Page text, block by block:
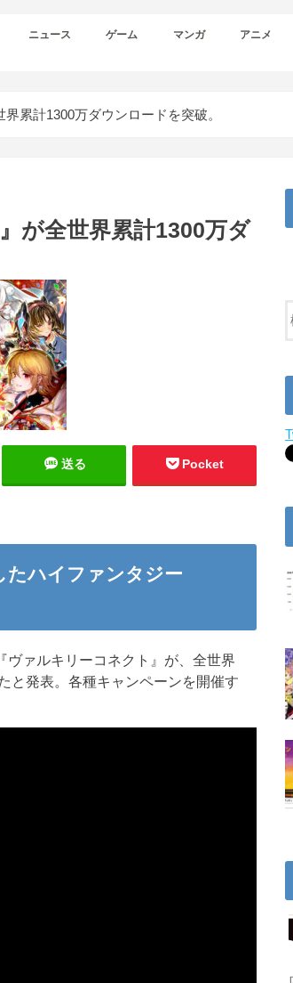
ニュース ゲーム マンガ アニメ
累計1300万ダウンロードを突破。
が全世界累計1300万ダ
送る Pocket
たハイファンタジー
ァルキリーコネクト』が、全世界
と発表。各種キャンペーンを開催す